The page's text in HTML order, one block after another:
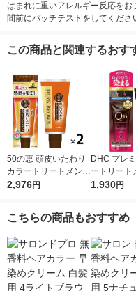
はまれに重いアレルギー反応を
間前にパッチテストをしてくださ
この商品と関連するおす
50の恵 頭皮いたわり
カラートリートメント
ダークブラウン 150g
2,976円
DHC プレ
ートリート
ブラックブ
ーリ
1,930円
こちらの商品もおすすめ